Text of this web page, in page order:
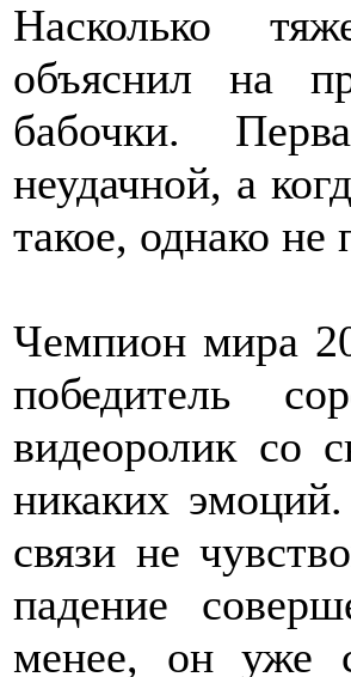
Насколько
объяснил на
бабочки.
неудачной, а
такое, однако не
Чемпион мира
победитель
видеоролик со
никаких
связи не
падение
менее, он уже